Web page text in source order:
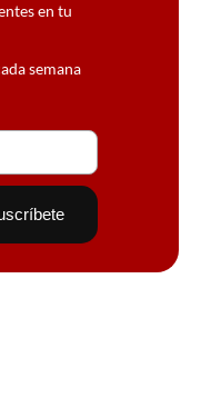
en tu
semana